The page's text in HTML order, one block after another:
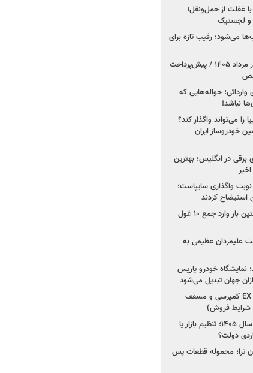
غفلت از حمل‌ونقل؛
و لجستیک
می‌شود؛ رقیب تازه برای
فروش کوییک اس از امروز در مرداد ۱۴۰۵ / پیش‌پرداخت
وارداتی؛ حواله‌هایی که
نباشد!
می‌تواند واگذار کند؟
خودروساز ایران
در انگلیس؛ بهترین
نوبت واگذاری سایپاست؛
استیضاح کردند
۳ خودروساز چینی برای نخستین بار وارد جمع ۱۰ غول
علیمردان عظیمی به
نمایشگاه خودرو پاریس
شروع فروش اقساطی زامیاد EX کمپرسی و مسقف
راز واردات ۷۵ هزار خودرو در سال ۱۴۰۵؛ تنظیم بازار یا
ترا؛ محموله قطعات پس